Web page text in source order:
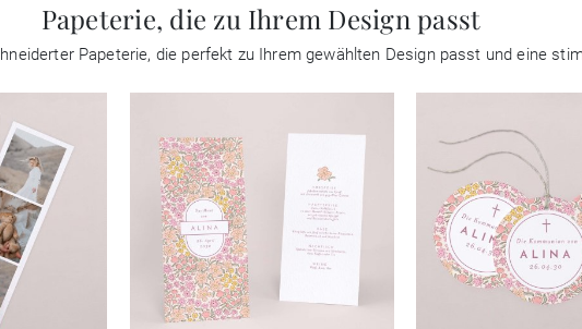
Papeterie, die zu Ihrem Design passt
Papeterie, die perfekt zu Ihrem gewählten Design passt und eine